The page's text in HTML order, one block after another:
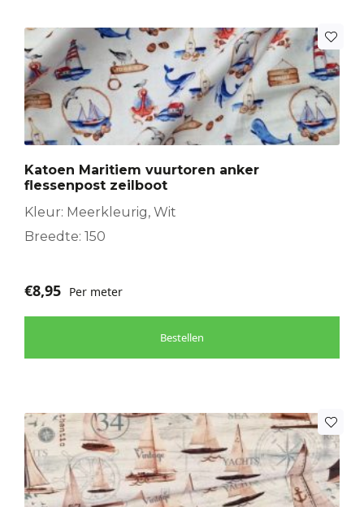
Katoen Maritiem vuurtoren anker
flessenpost zeilboot
Kleur: Meerkleurig, Wit
Breedte: 150
€8,95 Per meter
Bestellen